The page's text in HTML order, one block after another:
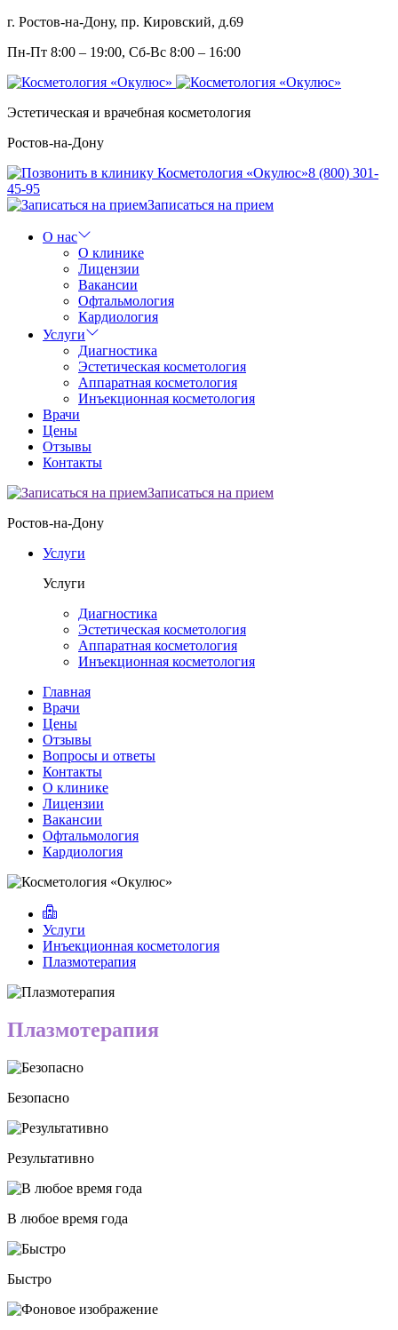
г. Ростов-на-Дону, пр. Кировский, д.69
Пн-Пт 8:00 – 19:00, Сб-Вс 8:00 – 16:00
Эстетическая и врачебная косметология
Ростов-на-Дону
8 (800) 301-
45-95
Записаться на прием
О нас
О клинике
Лицензии
Вакансии
Офтальмология
Кардиология
Услуги
Диагностика
Эстетическая косметология
Аппаратная косметология
Инъекционная косметология
Врачи
Цены
Отзывы
Контакты
Записаться на прием
Ростов-на-Дону
Услуги
Услуги
Диагностика
Эстетическая косметология
Аппаратная косметология
Инъекционная косметология
Главная
Врачи
Цены
Отзывы
Вопросы и ответы
Контакты
О клинике
Лицензии
Вакансии
Офтальмология
Кардиология
Услуги
Инъекционная косметология
Плазмотерапия
Плазмотерапия
Безопасно
Результативно
В любое время года
Быстро